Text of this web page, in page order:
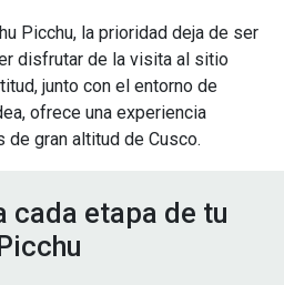
Picchu, la prioridad deja de ser
disfrutar de la visita al sitio
junto con el entorno de
ofrece una experiencia
gran altitud de Cusco.
cada etapa de tu